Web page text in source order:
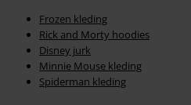
Frozen kleding
Rick and Morty hoodies
Disney jurk
Minnie Mouse kleding
Spiderman kleding